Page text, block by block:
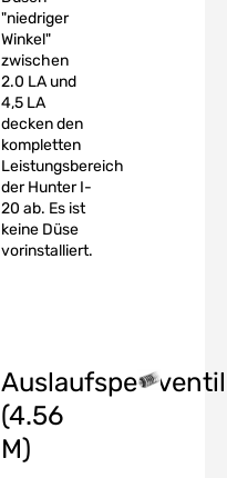
"niedriger
Winkel"
zwischen
2.0 LA und
4,5 LA
decken den
kompletten
Leistungsbereich
der Hunter I-
20 ab. Es ist
keine Düse
vorinstalliert.
Auslaufsperrventil
(4.56
M)